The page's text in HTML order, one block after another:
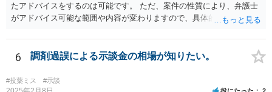
たアドバイスをするのは可能です。 ただ、案件の性質により、弁護士
がアドバイス可能な範囲や内容が変わりますので、具体的な状況と共
す）。
6 調剤過誤による示談金の相場が知りたい。
#投薬ミス #示談
役にたった 2